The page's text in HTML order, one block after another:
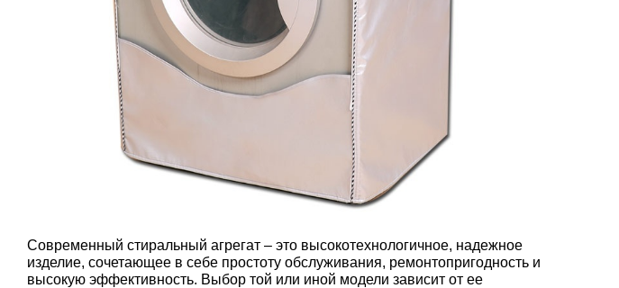
Современный стиральный агрегат – это высокотехнологичное, надежное
изделие, сочетающее в себе простоту обслуживания, ремонтопригодность и
высокую эффективность. Выбор той или иной модели зависит от ее